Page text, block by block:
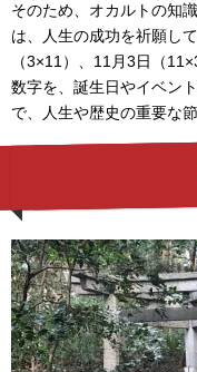
そのため、オカルトの知
は、人生の成功を祈願し
（3×11）、11月3日（
数字を、誕生日やイベン
で、人生や歴史の重要な